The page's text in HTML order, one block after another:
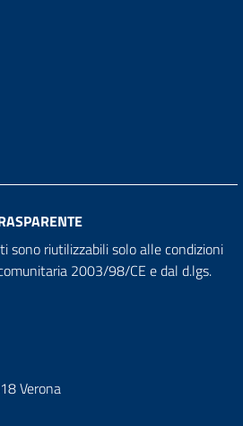
sono riutilizzabili solo alle condizioni
2003/98/CE e dal d.lgs.
Verona